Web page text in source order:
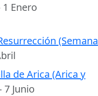
Enero
(Semana
de Arica (Arica y
Junio